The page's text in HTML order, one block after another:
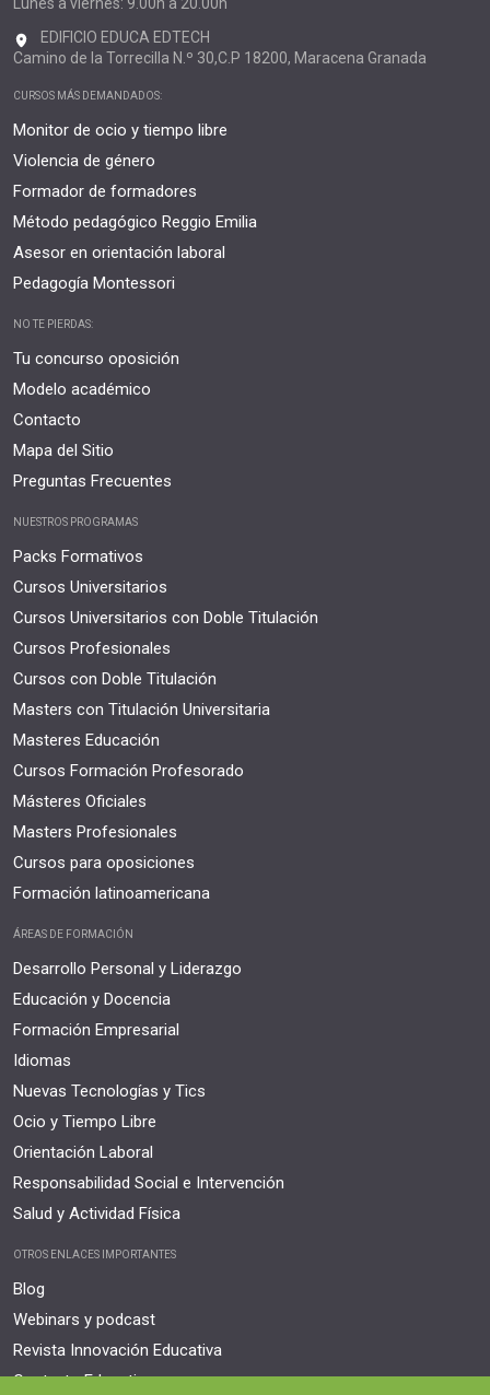
EDIFICIO EDUCA EDTECH
Camino de la Torrecilla N.º 30,C.P 18200, Maracena Granada
CURSOS MÁS DEMANDADOS:
Monitor de ocio y tiempo libre
Violencia de género
Formador de formadores
Método pedagógico Reggio Emilia
Asesor en orientación laboral
Pedagogía Montessori
NO TE PIERDAS:
Tu concurso oposición
Modelo académico
Contacto
Mapa del Sitio
Preguntas Frecuentes
NUESTROS PROGRAMAS
Packs Formativos
Cursos Universitarios
Cursos Universitarios con Doble Titulación
Cursos Profesionales
Cursos con Doble Titulación
Masters con Titulación Universitaria
Masteres Educación
Cursos Formación Profesorado
Másteres Oficiales
Masters Profesionales
Cursos para oposiciones
Formación latinoamericana
ÁREAS DE FORMACIÓN
Desarrollo Personal y Liderazgo
Educación y Docencia
Formación Empresarial
Idiomas
Nuevas Tecnologías y Tics
Ocio y Tiempo Libre
Orientación Laboral
Responsabilidad Social e Intervención
Salud y Actividad Física
OTROS ENLACES IMPORTANTES
Blog
Webinars y podcast
Revista Innovación Educativa
Contexto Educativo